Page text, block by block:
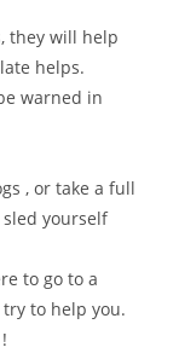
they will help
helps.
warned in
, or take a full
yourself
to go to a
to help you.